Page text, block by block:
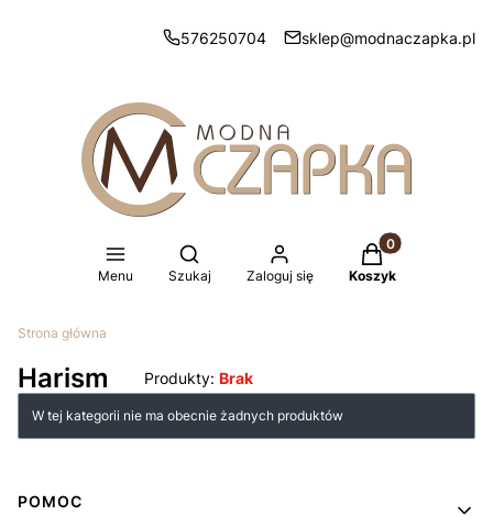
576250704 sklep@modnaczapka.pl
Menu
Otwórz wyszukiwarkę
Szukaj Zaloguj się
Produkty w
Koszyk
Strona główna
Harism Produkty: Brak
Lista produktów
W tej kategorii nie ma obecnie żadnych produktów
Linki w stopce
POMOC